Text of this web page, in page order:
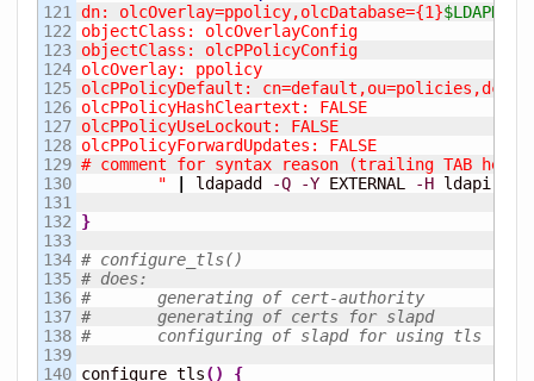
121
122
123
124
125
126
127
128
129
130
131
132
133
134
135
136
137
138
139
140
dn: olcOverlay=ppolicy,olcDatabase={1}$LDAPDB
objectClass: olcOverlayConfig
objectClass: olcPPolicyConfig
olcOverlay: ppolicy
olcPPolicyDefault: cn=default,ou=policies,dc=
olcPPolicyHashCleartext: FALSE
olcPPolicyUseLockout: FALSE
olcPPolicyForwardUpdates: FALSE
# comment for syntax reason (trailing TAB
        "
ldapadd -Q -Y EXTERNAL -H ldapi:
}
# configure_tls()
# does:
#	generating of cert-authority
#	generating of certs for slapd
#	configuring of slapd for using tls
configure_tls() {